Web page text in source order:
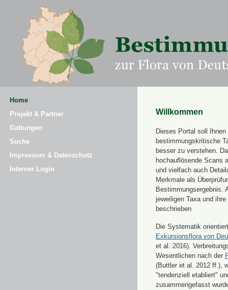
Home
Projekt & Partner
Gattungen
Suche
Impressum & Datenschutz
Interner Login
Willkommen
Dieses Portal soll Ihnen
bestimmungskritische
besser zu verstehen.
hochauflösende Scans
und vielfach auch
Merkmale als
Bestimmungsergebnis.
jeweiligen Taxa und
beschrieben
Die Systematik
Exkursionsflora von
et al. 2016).
Wesentlichen nach der
(Buttler et al. 2012 ff.),
"tendenziell etabliert"
zusammengefasst